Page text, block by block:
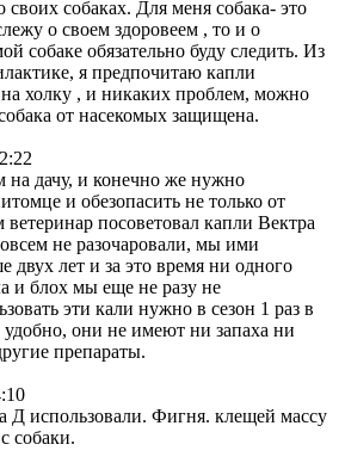
своих собаках. Для меня собака- это
о своем здоровеем , то и о
собаке обязательно буду следить. Из
я предпочитаю капли
холку , и никаких проблем, можно
от насекомых защищена.
дачу, и конечно же нужно
и обезопасить не только от
посоветовал капли Вектра
не разочаровали, мы ими
двух лет и за это время ни одного
и блох мы еще не разу не
эти кали нужно в сезон 1 раз в
удобно, они не имеют ни запаха ни
препараты.
Д использовали. Фигня. клещей массу
собаки.